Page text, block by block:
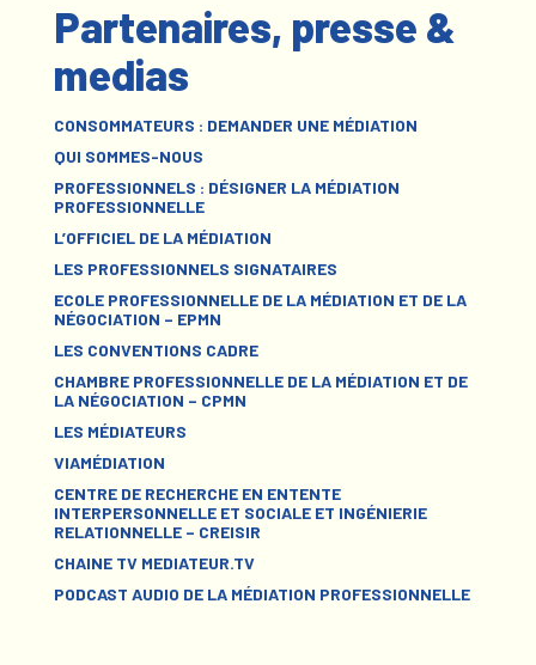
Partenaires, presse &
medias
CONSOMMATEURS : DEMANDER UNE MÉDIATION
QUI SOMMES-NOUS
PROFESSIONNELS : DÉSIGNER LA MÉDIATION
PROFESSIONNELLE
L’OFFICIEL DE LA MÉDIATION
LES PROFESSIONNELS SIGNATAIRES
ECOLE PROFESSIONNELLE DE LA MÉDIATION ET DE LA
NÉGOCIATION – EPMN
LES CONVENTIONS CADRE
CHAMBRE PROFESSIONNELLE DE LA MÉDIATION ET DE
LA NÉGOCIATION – CPMN
LES MÉDIATEURS
VIAMÉDIATION
CENTRE DE RECHERCHE EN ENTENTE
INTERPERSONNELLE ET SOCIALE ET INGÉNIERIE
RELATIONNELLE – CREISIR
CHAINE TV MEDIATEUR.TV
PODCAST AUDIO DE LA MÉDIATION PROFESSIONNELLE